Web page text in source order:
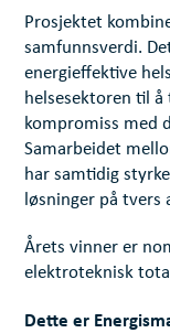
Prosjektet
samfunnsverdi.
energieffektive
helsesektoren til
kompromiss med
Samarbeidet
har samtidig
løsninger på tvers
Årets vinner er
elektroteknisk
Dette er